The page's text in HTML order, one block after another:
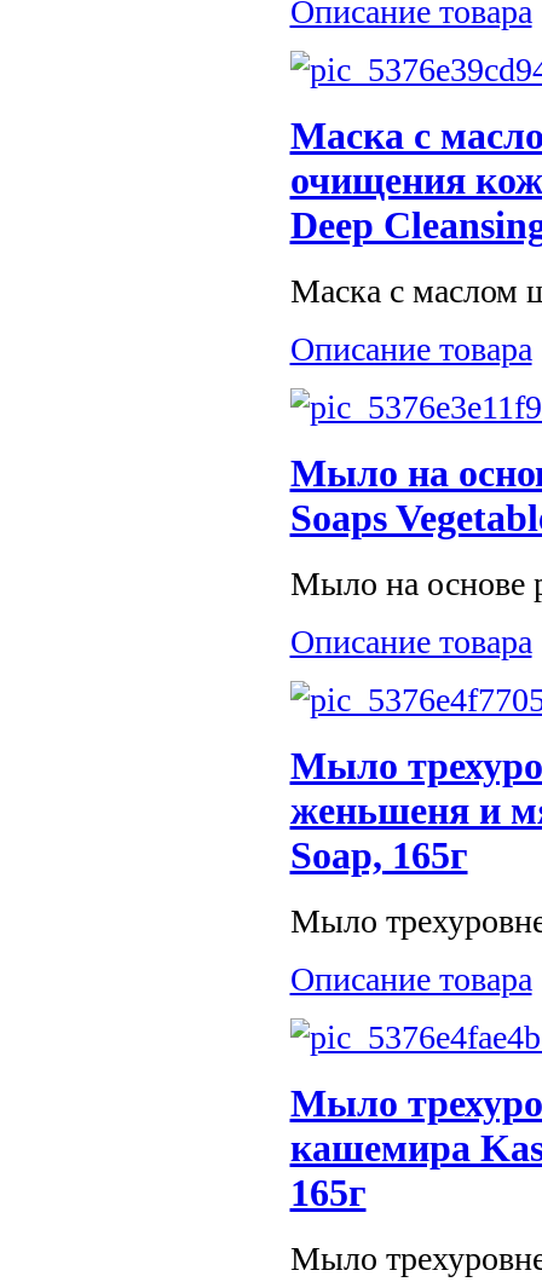
Описание товара
Маска с
очищения
Deep
Маска с маслом
Описание товара
Мыло на
Soaps
Мыло на основе
Описание товара
Мыло
женьшеня и
Soap, 165г
Мыло
Описание товара
Мыло
кашемира
165г
Мыло